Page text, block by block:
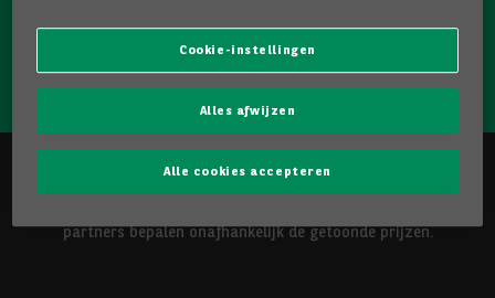
NEEM CONTACT OP MET ONS!
partners bepalen onafhankelijk de getoonde prijzen.
Cookie-instellingen
Alles afwijzen
Alle cookies accepteren